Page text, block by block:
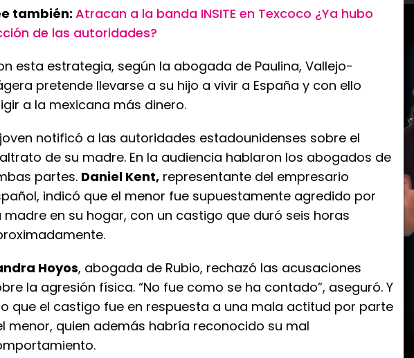
también: Atracan a la banda INSITE en Texcoco ¿Ya hubo
de las autoridades?
esta estrategia, según la abogada de Paulina, Vallejo-
pretende llevarse a su hijo a vivir a España y con ello
a la mexicana más dinero.
joven notificó a las autoridades estadounidenses sobre el
de su madre. En la audiencia hablaron los abogados de
partes. Daniel Kent, representante del empresario
indicó que el menor fue supuestamente agredido por
madre en su hogar, con un castigo que duró seis horas
Hoyos, abogada de Rubio, rechazó las acusaciones
la agresión física. “No fue como se ha contado”, aseguró. Y
que el castigo fue en respuesta a una mala actitud por parte
menor, quien además habría reconocido su mal